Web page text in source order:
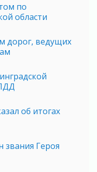
по
области
дорог, ведущих
об итогах
звания Героя